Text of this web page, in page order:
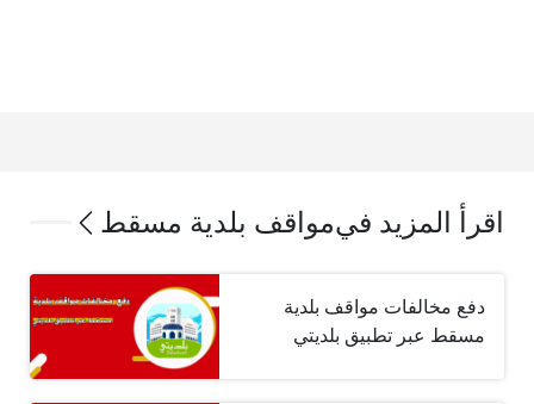
اقرأ المزيد فيمواقف بلدية مسقط
دفع مخالفات مواقف بلدية
مسقط عبر تطبيق بلديتي